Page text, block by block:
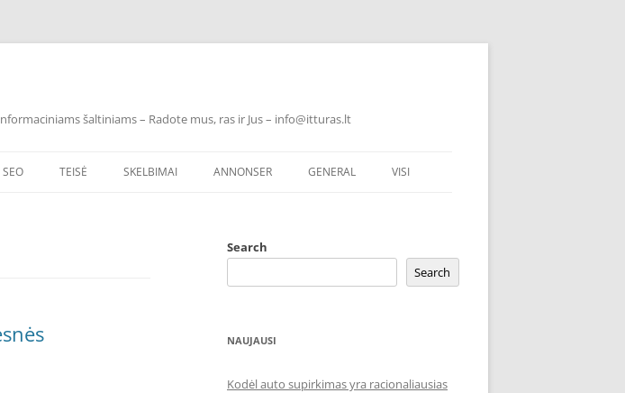
šaltiniams – Radote mus, ras ir Jus – info@itturas.lt
SEO TEISĖ SKELBIMAI ANNONSER GENERAL VISI
Search
Search
NAUJAUSI
Kodėl auto supirkimas yra racionaliausias